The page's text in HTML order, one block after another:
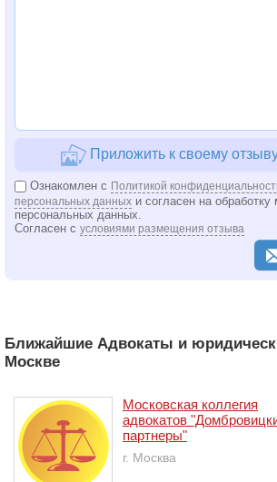
Приложить к своему
Ознакомлен с Политикой
персональных данных и согласен на обработку
персональных данных.
Согласен с условиями размещения отзыва
Ближайшие Адвокаты и
Москве
Московская коллегия
адвокатов
партнеры"
г. Москва